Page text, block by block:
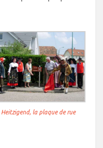
Heitzigend, la plaque de rue